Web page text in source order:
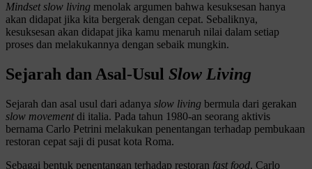
Mindset slow living menolak argumen bahwa kesuksesan hanya
akan didapat jika kita bergerak dengan cepat. Sebaliknya,
kesuksesan akan didapat jika kamu menaruh nilai dalam setiap
proses dan melakukannya dengan sebaik mungkin.
Sejarah dan Asal-Usul Slow Living
Sejarah dan asal usul dari adanya slow living bermula dari gerakan
slow movementdi italia. Pada tahun 1980-an seorang aktivis
bernama Carlo Petrini melakukan penentangan terhadap pembukaan
restoran cepat saji di pusat kota Roma.
Sebagai bentuk penentangan terhadap restoran fast food, Carlo